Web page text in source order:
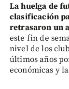
La huelga de
clasificación
retrasaron un
este fin de
nivel de los
últimos años
económicas y